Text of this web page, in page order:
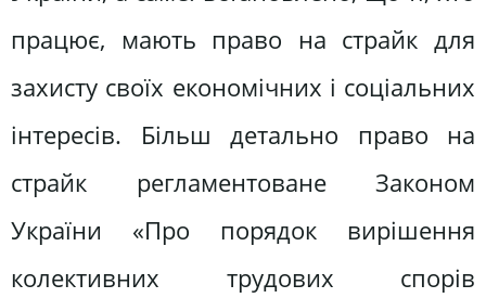
працює, мають право на страйк для
захисту своїх економічних і соціальних
інтересів. Більш детально право на
страйк регламентоване Законом
України «Про порядок вирішення
колективних трудових спорів